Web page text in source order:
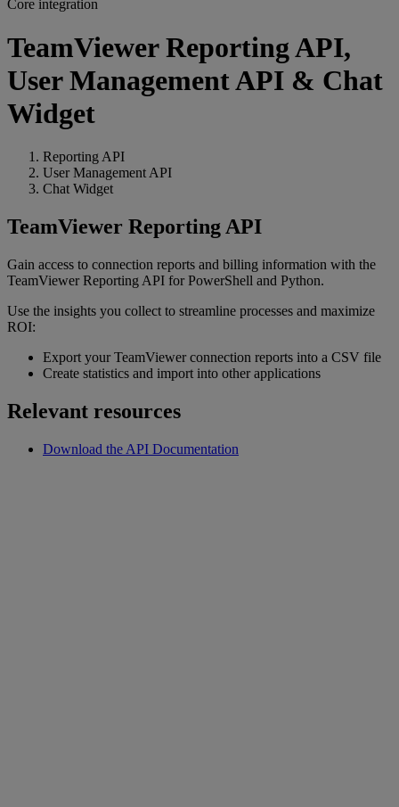
Core integration
TeamViewer Reporting API,
User Management API & Chat
Widget
Reporting API
User Management API
Chat Widget
TeamViewer Reporting API
Gain access to connection reports and billing information with the
TeamViewer Reporting API for PowerShell and Python.
Use the insights you collect to streamline processes and maximize
ROI:
Export your TeamViewer connection reports into a CSV file
Create statistics and import into other applications
Relevant resources
Download the API Documentation